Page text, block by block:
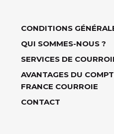
CONDITIONS
QUI SOMMES-NOUS ?
SERVICES DE
AVANTAGES DU
FRANCE COURROIE
CONTACT